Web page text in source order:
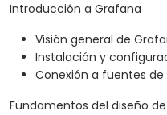
Introducción a Grafana
Visión general de
Instalación y
Conexión a fuentes de
Fundamentos del diseño